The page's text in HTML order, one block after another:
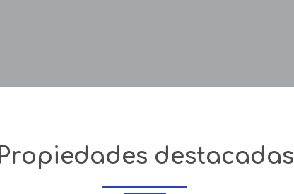
Propiedades destacadas